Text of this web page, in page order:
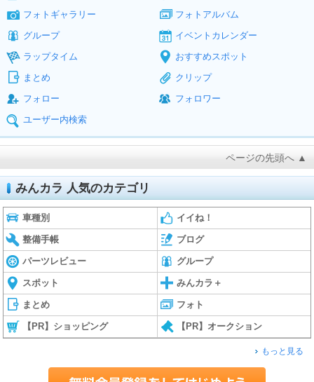
フォトギャラリー
フォトアルバム
グループ
イベントカレンダー
ラップタイム
おすすめスポット
まとめ
クリップ
フォロー
フォロワー
ユーザー内検索
ページの先頭へ ▲
みんカラ 人気のカテゴリ
車種別 イイね！
整備手帳 ブログ
パーツレビュー グループ
スポット みんカラ＋
まとめ フォト
【PR】ショッピング 【PR】オークション
もっと見る